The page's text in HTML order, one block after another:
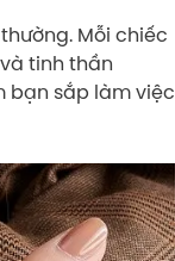
Mỗi chiếc
tinh thần
bạn sắp làm việc